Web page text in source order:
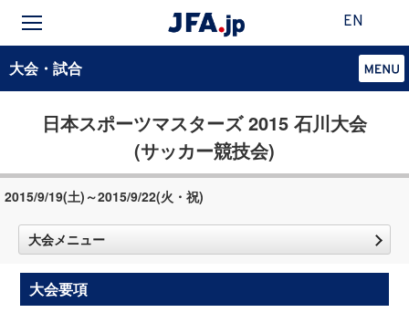
EN
大会・試合
日本スポーツマスターズ 2015 石川大会
(サッカー競技会)
2015/9/19(土)～2015/9/22(火・祝)
大会メニュー
大会要項